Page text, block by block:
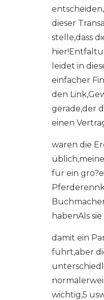
dieser
stelle,dass
leidet in
einfacher
den
gerade,der
einen
waren die
für ein
habenAls sie
damit ein
führt,aber
wichtig,5